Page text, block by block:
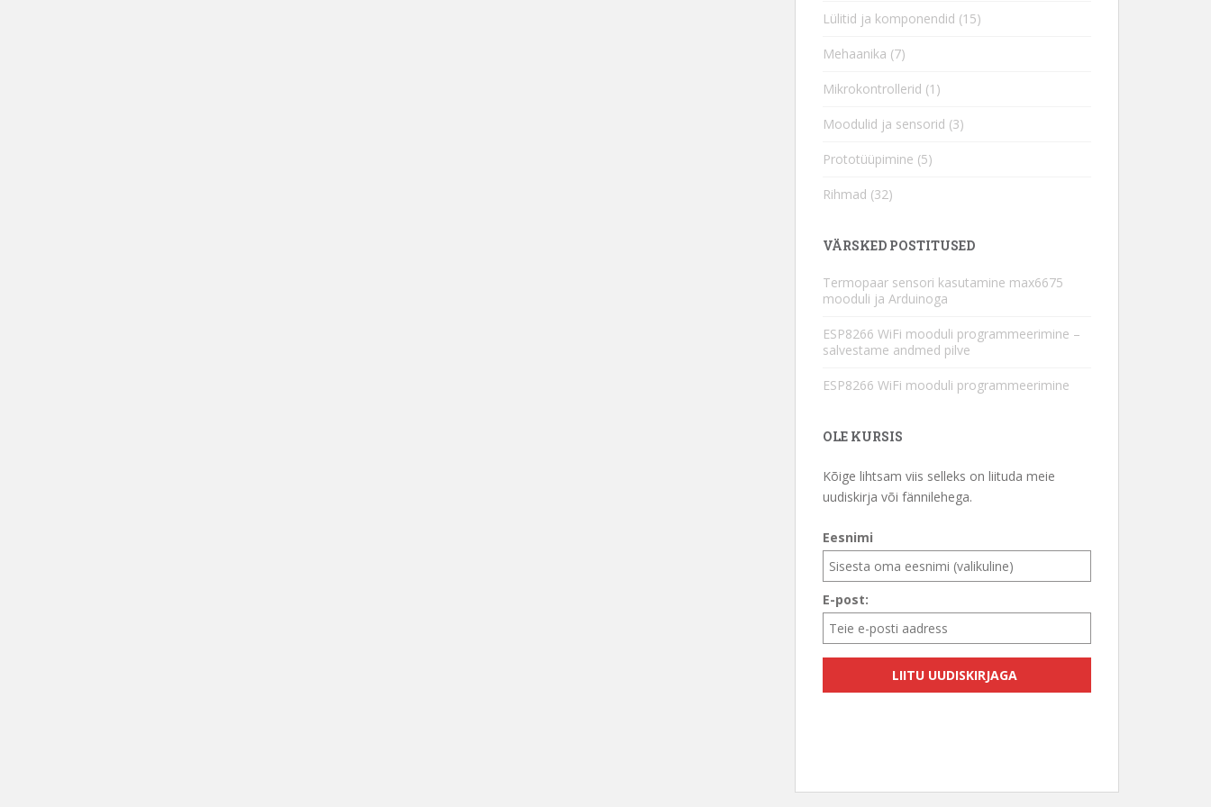
Lülitid ja komponendid (15)
Mehaanika (7)
Mikrokontrollerid (1)
Moodulid ja sensorid (3)
Prototüüpimine (5)
Rihmad (32)
VÄRSKED POSTITUSED
Termopaar sensori kasutamine max6675
mooduli ja Arduinoga
ESP8266 WiFi mooduli programmeerimine –
salvestame andmed pilve
ESP8266 WiFi mooduli programmeerimine
OLE KURSIS
Kõige lihtsam viis selleks on liituda meie
uudiskirja või fännilehega.
Eesnimi
E-post: